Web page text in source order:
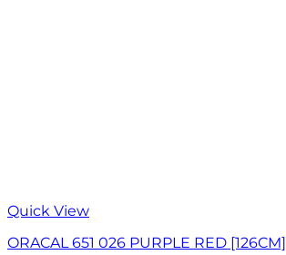
Quick View
ORACAL 651 026 PURPLE RED [126CM]